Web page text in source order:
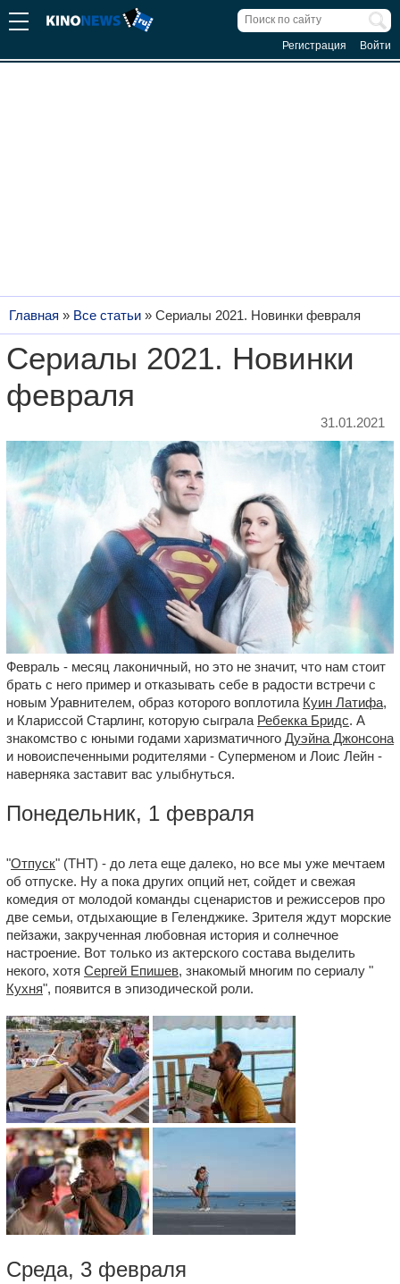
Регистрация Войти
Главная » Все статьи » Сериалы 2021. Новинки февраля
Сериалы 2021. Новинки
февраля
31.01.2021
Февраль - месяц лаконичный, но это не значит, что нам стоит
брать с него пример и отказывать себе в радости встречи с
новым Уравнителем, образ которого воплотила Куин Латифа,
и Клариссой Старлинг, которую сыграла Ребекка Бридс. А
знакомство с юными годами харизматичного Дуэйна Джонсона
и новоиспеченными родителями - Суперменом и Лоис Лейн -
наверняка заставит вас улыбнуться.
Понедельник, 1 февраля
"Отпуск" (ТНТ) - до лета еще далеко, но все мы уже мечтаем
об отпуске. Ну а пока других опций нет, сойдет и свежая
комедия от молодой команды сценаристов и режиссеров про
две семьи, отдыхающие в Геленджике. Зрителя ждут морские
пейзажи, закрученная любовная история и солнечное
настроение. Вот только из актерского состава выделить
некого, хотя Сергей Епишев, знакомый многим по сериалу "
Кухня", появится в эпизодической роли.
Среда, 3 февраля